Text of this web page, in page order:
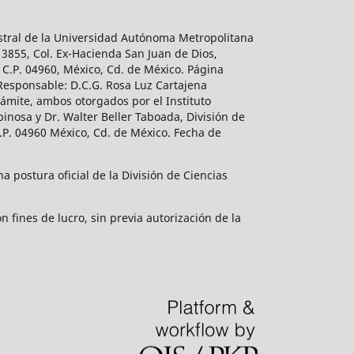
de la Universidad Autónoma Metropolitana
Col. Ex-Hacienda San Juan de Dios,
04960, México, Cd. de México. Página
D.C.G. Rosa Luz Cartajena
ambos otorgados por el Instituto
y Dr. Walter Beller Taboada, División de
04960 México, Cd. de México. Fecha de
postura oficial de la División de Ciencias
fines de lucro, sin previa autorización de la